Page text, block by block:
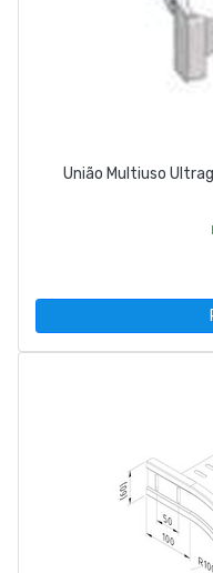
União Multiuso